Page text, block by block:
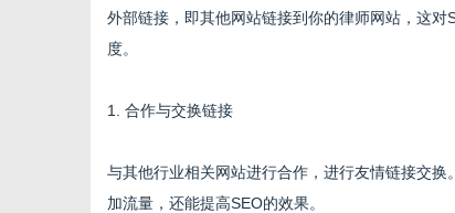
外部链接，即其他网站链接到你的律师网站，这
度。
1. 合作与交换链接
与其他行业相关网站进行合作，进行友情链接交
加流量，还能提高SEO的效果。